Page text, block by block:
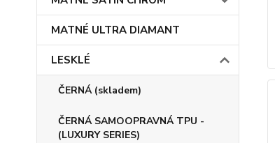
MATNÉ ULTRA DIAMANT
LESKLÉ
ČERNÁ (skladem)
ČERNÁ SAMOOPRAVNÁ TPU -
(LUXURY SERIES)